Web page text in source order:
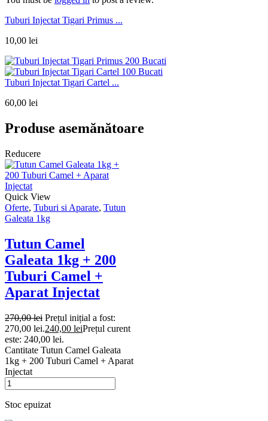
Tuburi Injectat Tigari Primus ...
10,00 lei
Tuburi Injectat Tigari Cartel ...
60,00 lei
Produse asemănătoare
Reducere
Quick View
Oferte, Tuburi si Aparate, Tutun
Galeata 1kg
Tutun Camel
Galeata 1kg + 200
Tuburi Camel +
Aparat Injectat
270,00lei Prețul inițial a fost:
270,00 lei.240,00 leiPrețul curent
este: 240,00 lei.
Cantitate Tutun Camel Galeata
1kg + 200 Tuburi Camel + Aparat
Injectat
Stoc epuizat